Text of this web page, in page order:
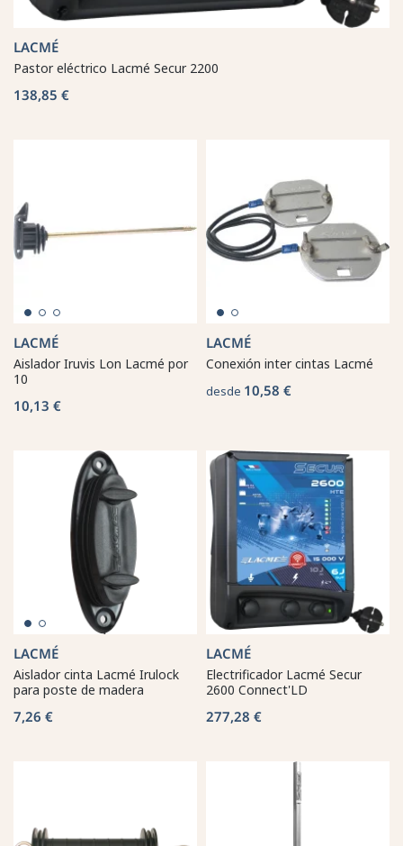
LACMÉ
Pastor eléctrico Lacmé Secur 2200
138,85 €
LACMÉ
Aislador Iruvis Lon Lacmé por
10
10,13 €
LACMÉ
Conexión inter cintas Lacmé
desde 10,58 €
LACMÉ
Aislador cinta Lacmé Irulock
para poste de madera
7,26 €
LACMÉ
Electrificador Lacmé Secur
2600 Connect'LD
277,28 €